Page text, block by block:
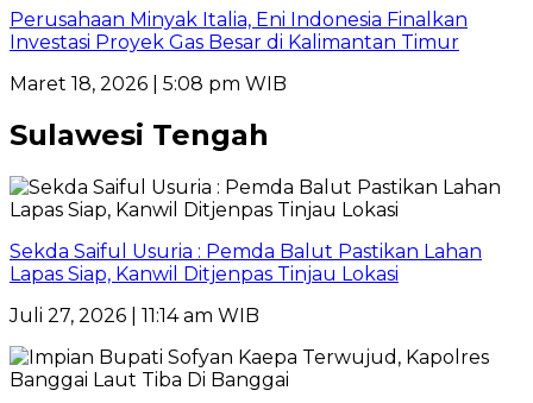
Perusahaan Minyak Italia, Eni Indonesia Finalkan
Investasi Proyek Gas Besar di Kalimantan Timur
Maret 18, 2026 | 5:08 pm WIB
Sulawesi Tengah
Sekda Saiful Usuria : Pemda Balut Pastikan Lahan
Lapas Siap, Kanwil Ditjenpas Tinjau Lokasi
Juli 27, 2026 | 11:14 am WIB